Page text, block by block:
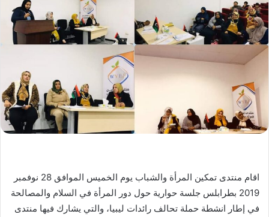
اقام منتدى تمكين المرأة والشباب يوم الخميس الموافق 28 نوفمبر
2019 بطرابلس جلسة حوارية حول دور المرأة في السلام والمصالحة
في إطار انشطة حملة تحالف رائدات ليبيا، والتي يشارك فيها منتدى